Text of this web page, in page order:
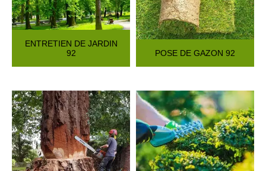
ENTRETIEN DE JARDIN
92
POSE DE GAZON 92